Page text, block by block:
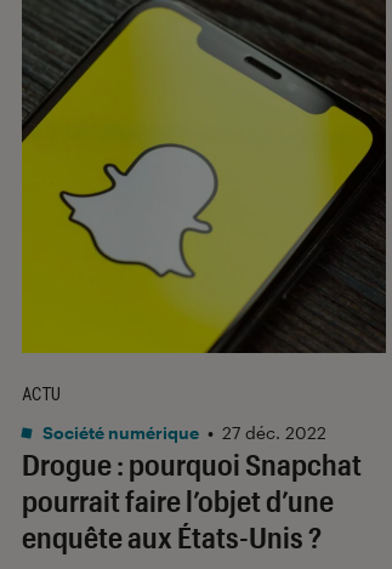
Drogue : pourquoi Snapchat
pourrait faire l’objet d’une
enquête aux États-Unis ?
ACTU
Société numérique • 27 déc. 2022